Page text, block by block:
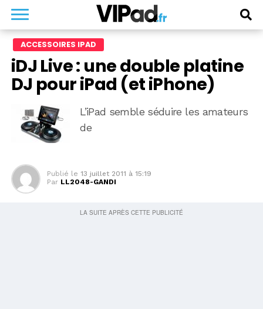
ACCESSOIRES IPAD
iDJ Live : une double platine
DJ pour iPad (et iPhone)
L’iPad semble séduire les amateurs
de
Publié le 13 juillet 2011 à 15:19
Par LL2048-GANDI